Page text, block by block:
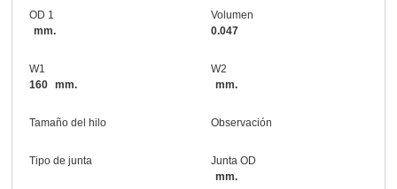
OD 1
mm.
Volumen
0.047
W1
160 mm.
W2
mm.
Tamaño del hilo Observación
Tipo de junta
Junta OD
mm.